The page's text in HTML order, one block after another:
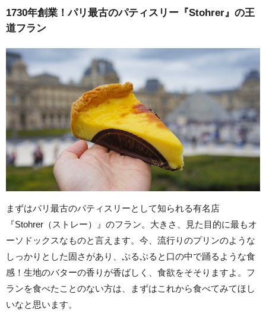
1730年創業！パリ最古のパティスリー『Stohrer』の王
道フラン
まずはパリ最古のパティスリーとして知られる有名店
『Stohrer（ストレー）』のフラン。大きさ、見た目的に最もオ
ーソドックスなものと言えます。今、流行りのプリンのような
しっかりとした固さがあり、ぷるぷると口の中で踊るような食
感！生地のバターの香りが香ばしく、食欲をそそりますよ。フ
ランを食べたことのない方は、まずはこれから食べてみてほし
いなと思います。